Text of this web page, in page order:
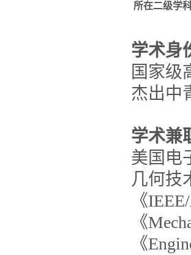
所在二级学
学术身
国家级
杰出中
学术兼
美国电
几何技
《
《
《